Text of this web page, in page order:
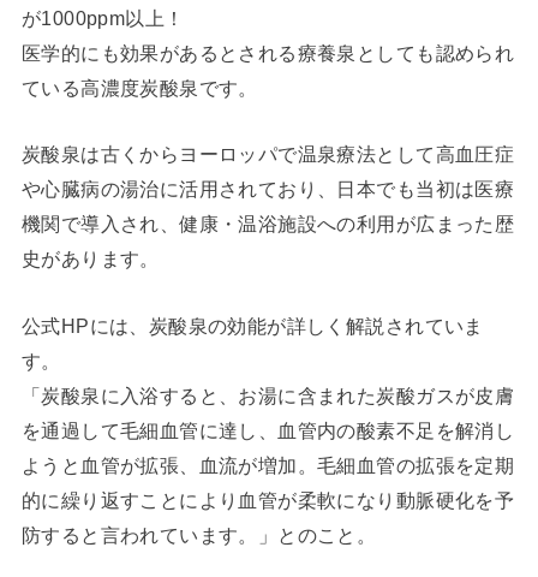
が1000ppm以上！
医学的にも効果があるとされる療養泉としても認められ
ている高濃度炭酸泉です。
炭酸泉は古くからヨーロッパで温泉療法として高血圧症
や心臓病の湯治に活用されており、日本でも当初は医療
機関で導入され、健康・温浴施設への利用が広まった歴
史があります。
公式HPには、炭酸泉の効能が詳しく解説されていま
す。
「炭酸泉に入浴すると、お湯に含まれた炭酸ガスが皮膚
を通過して毛細血管に達し、血管内の酸素不足を解消し
ようと血管が拡張、血流が増加。毛細血管の拡張を定期
的に繰り返すことにより血管が柔軟になり動脈硬化を予
防すると言われています。」とのこと。